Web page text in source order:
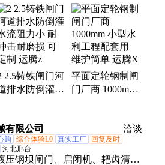
制闸门、铸铁闸门、钢制平板闸
圆闸门、方闸门、平板闸门、翻
污栅、翻板闸门、一体化泵站、
缩
2.5铸铁闸门河
排水防倒灌
制 运腾z
平面定轮钢制闸
门厂商 1000mm
有限公司 洽谈
购 综合体验L0 真实工厂
回复及时
河北邢台
压钢坝闸门、启闭机、耙齿清污